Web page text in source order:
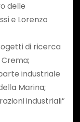
delle
e Lorenzo
di ricerca
industriale
Marina;
industriali”